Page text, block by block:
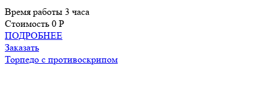
Время работы 3 часа
Стоимость 0 P
ПОДРОБНЕЕ
Заказать
Торпедo с противоскрипом